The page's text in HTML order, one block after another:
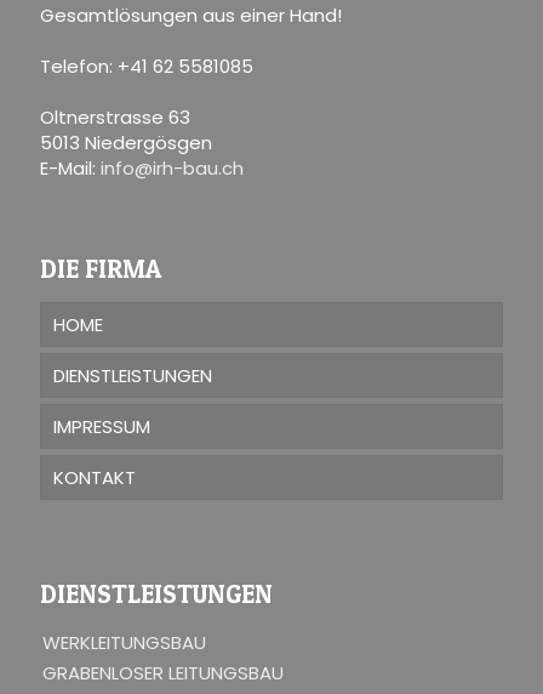
Gesamtlösungen aus einer Hand!
Telefon: +41 62 5581085
Oltnerstrasse 63
5013 Niedergösgen
E-Mail: info@irh-bau.ch
DIE FIRMA
HOME
DIENSTLEISTUNGEN
IMPRESSUM
KONTAKT
DIENSTLEISTUNGEN
WERKLEITUNGSBAU
GRABENLOSER LEITUNGSBAU